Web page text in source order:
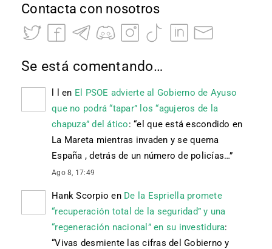
Contacta con nosotros
Se está comentando…
en El PSOE advierte al Gobierno de Ayuso
que no podrá “tapar” los “agujeros de la
chapuza” del ático: “el que está escondido en
La Mareta mientras invaden y se quema
España , detrás de un número de policías…”
Ago 8, 17:49
Hank Scorpio en De la Espriella promete
“recuperación total de la seguridad” y una
“regeneración nacional” en su investidura:
“Vivas desmiente las cifras del Gobierno y